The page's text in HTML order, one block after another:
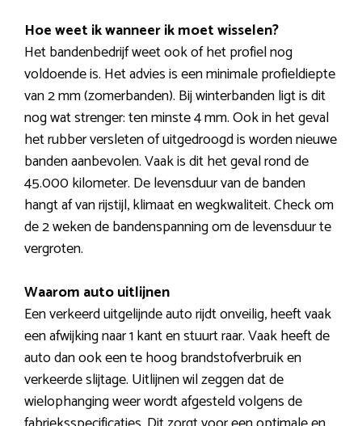
Hoe weet ik wanneer ik moet wisselen?
Het bandenbedrijf weet ook of het profiel nog
voldoende is. Het advies is een minimale profieldiepte
van 2 mm (zomerbanden). Bij winterbanden ligt is dit
nog wat strenger: ten minste 4 mm. Ook in het geval
het rubber versleten of uitgedroogd is worden nieuwe
banden aanbevolen. Vaak is dit het geval rond de
45.000 kilometer. De levensduur van de banden
hangt af van rijstijl, klimaat en wegkwaliteit. Check om
de 2 weken de bandenspanning om de levensduur te
vergroten.
Waarom auto uitlijnen
Een verkeerd uitgelijnde auto rijdt onveilig, heeft vaak
een afwijking naar 1 kant en stuurt raar. Vaak heeft de
auto dan ook een te hoog brandstofverbruik en
verkeerde slijtage. Uitlijnen wil zeggen dat de
wielophanging weer wordt afgesteld volgens de